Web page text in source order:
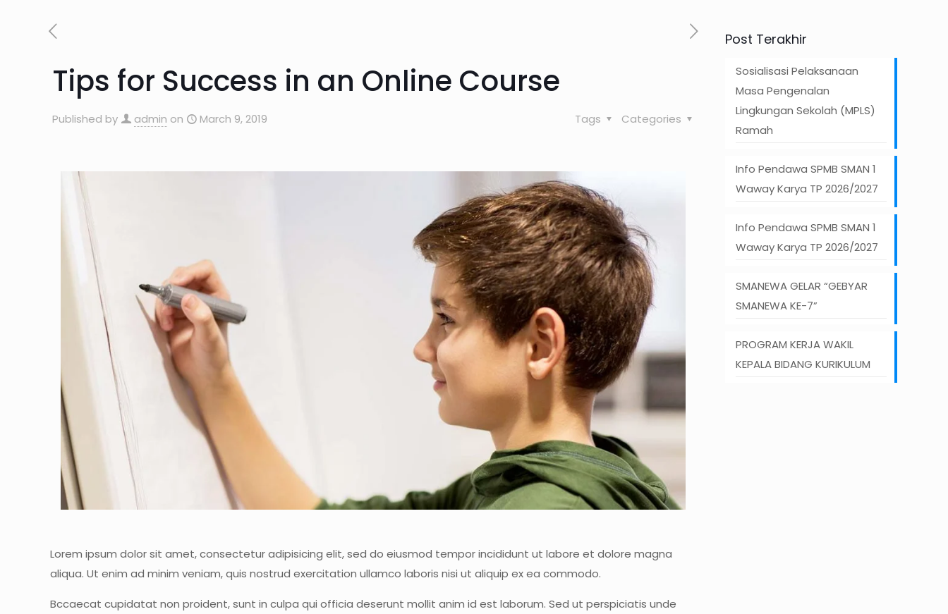
Tips for Success in an Online Course
Published by admin on March 9, 2019 Categories
Tags
Lorem ipsum dolor sit amet, consectetur adipisicing elit, sed do eiusmod tempor incididunt ut labore et dolore magna
aliqua. Ut enim ad minim veniam, quis nostrud exercitation ullamco laboris nisi ut aliquip ex ea commodo.
Bccaecat cupidatat non proident, sunt in culpa qui officia deserunt mollit anim id est laborum. Sed ut perspiciatis unde
Post Terakhir
Sosialisasi Pelaksanaan
Masa Pengenalan
Lingkungan Sekolah (MPLS)
Ramah
Info Pendawa SPMB SMAN 1
Waway Karya TP 2026/2027
Info Pendawa SPMB SMAN 1
Waway Karya TP 2026/2027
SMANEWA GELAR “GEBYAR
SMANEWA KE-7”
PROGRAM KERJA WAKIL
KEPALA BIDANG KURIKULUM